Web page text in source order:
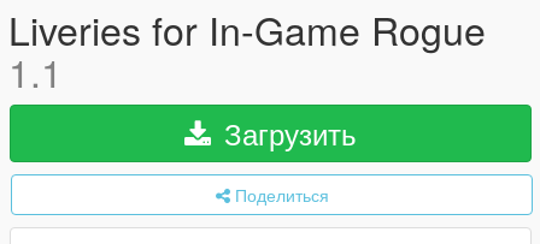
Liveries for In-Game Rogue
1.1
Загрузить
Поделиться